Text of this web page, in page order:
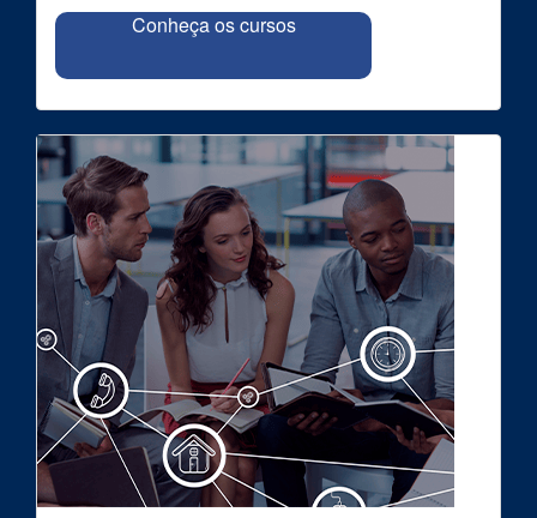
Conheça os cursos